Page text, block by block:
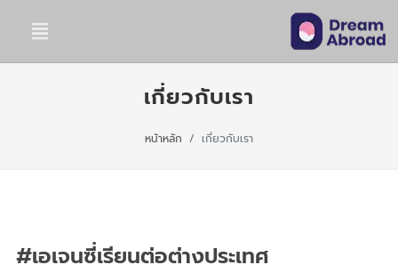
เกี่ยวกับเรา
หน้าหลัก เกี่ยวกับเรา
#เอเจนซี่เรียนต่อต่างประเทศ